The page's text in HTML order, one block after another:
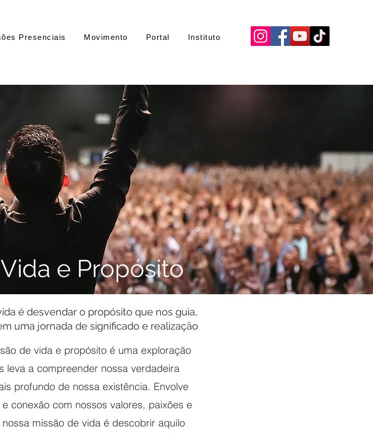
Presenciais Movimento Portal Instituto
e Propósito
é desvendar o propósito que nos guia,
uma jornada de significado e realização
de vida e propósito é uma exploração
leva a compreender nossa verdadeira
profundo de nossa existência. Envolve
conexão com nossos valores, paixões e
missão de vida é descobrir aquilo